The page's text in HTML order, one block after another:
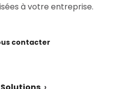
à votre entreprise.
contacter